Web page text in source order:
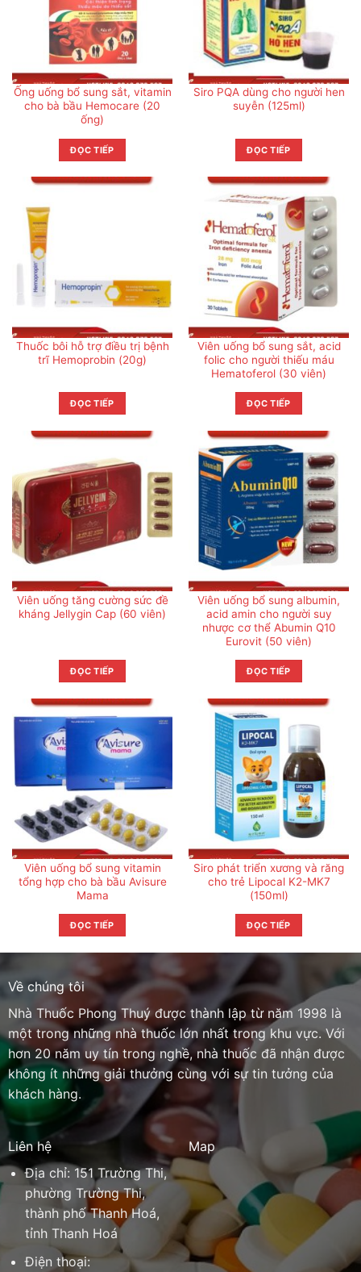
Ống uống bổ sung sắt, vitamin
cho bà bầu Hemocare (20
ống)
ĐỌC TIẾP
Siro PQA dùng cho người hen
suyễn (125ml)
ĐỌC TIẾP
Thuốc bôi hỗ trợ điều trị bệnh
trĩ Hemoprobin (20g)
ĐỌC TIẾP
Viên uống bổ sung sắt, acid
folic cho người thiếu máu
Hematoferol (30 viên)
ĐỌC TIẾP
Viên uống tăng cường sức đề
kháng Jellygin Cap (60 viên)
ĐỌC TIẾP
Viên uống bổ sung albumin,
acid amin cho người suy
nhược cơ thể Abumin Q10
Eurovit (50 viên)
ĐỌC TIẾP
Viên uống bổ sung vitamin
tổng hợp cho bà bầu Avisure
Mama
ĐỌC TIẾP
Siro phát triển xương và răng
cho trẻ Lipocal K2-MK7
(150ml)
ĐỌC TIẾP
Về chúng tôi
Nhà Thuốc Phong Thuý được thành lập từ năm 1998 là
một trong những nhà thuốc lớn nhất trong khu vực. Với
hơn 20 năm uy tín trong nghề, nhà thuốc đã nhận được
không ít những giải thưởng cùng với sự tin tưởng của
khách hàng.
Liên hệ
Địa chỉ: 151 Trường Thi,
phường Trường Thi,
thành phố Thanh Hoá,
tỉnh Thanh Hoá
Điện thoại:
Map